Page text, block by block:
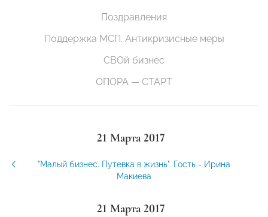
Поздравления
Поддержка МСП. Антикризисные меры
СВОй бизнес
ОПОРА — СТАРТ
21 Марта 2017
"Малый бизнес. Путевка в жизнь". Гость - Ирина
Макиева
21 Марта 2017